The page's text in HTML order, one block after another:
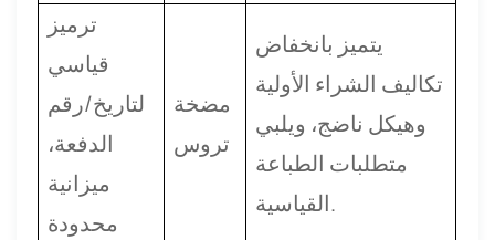
ترميز
قياسي
لتاريخ/رقم
الدفعة،
ميزانية
محدودة
مضخة
تروس
يتميز بانخفاض
تكاليف الشراء الأولية
وهيكل ناضج، ويلبي
متطلبات الطباعة
القياسية.